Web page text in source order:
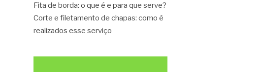
Fita de borda: o que é e para que serve?
Corte e filetamento de chapas: como é
realizados esse serviço